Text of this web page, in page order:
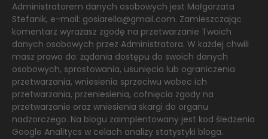
Administratorem danych osobowych jest Małgorzata
Stefanik, e-mail: gosiarella@gmail.com. Zamieszczając
komentarz wyrażasz zgodę na przetwarzanie Twoich
danych osobowych przez Administratora. W każdej chwili
masz prawo do: żądania dostępu do swoich danych
osobowych, sprostowania, usunięcia lub ograniczenia
przetwarzania, wniesienia sprzeciwu wobec ich
przetwarzania, przeniesienia, cofnięcia zgody na
przetwarzanie oraz wniesienia skargi do organu
nadzorczego. Na blogu zaimplentowany jest kod śledzenia
Google Analitycs w celach analizy statystyki bloga.